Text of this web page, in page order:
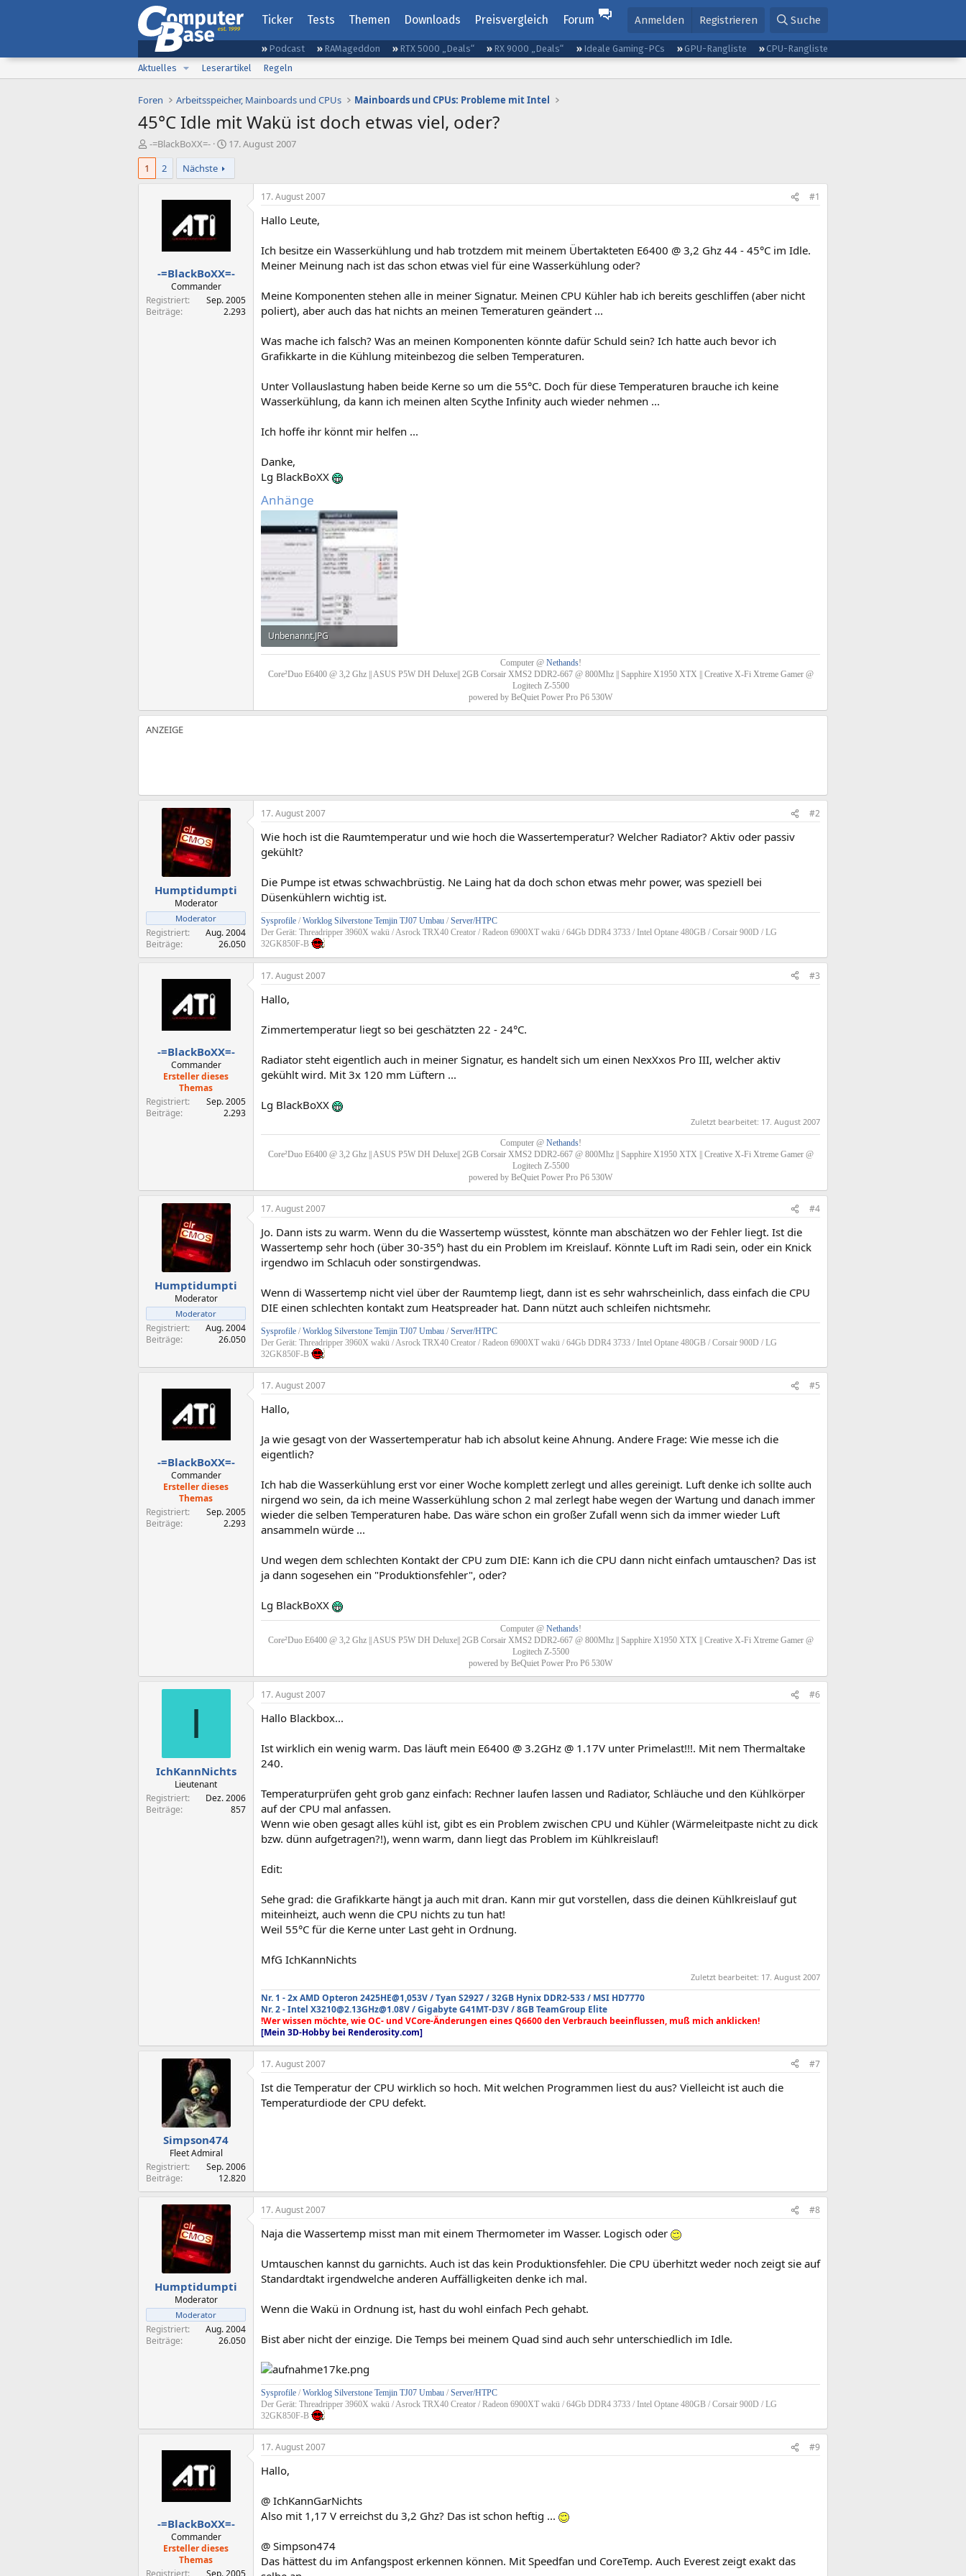
Ticker Tests Themen Downloads Preisvergleich Forum Anmelden Registrieren Suche
Podcast RAMageddon RTX 5000 „Deals“ RX 9000 „Deals“ Ideale Gaming-PCs GPU-Rangliste
CPU-Rangliste
Aktuelles
Leserartikel Regeln
Foren Arbeitsspeicher, Mainboards und CPUs Mainboards und CPUs: Probleme mit Intel
45°C Idle mit Wakü ist doch etwas viel, oder?
E
r
t
-=BlackBoXX=-
E
r
t
17. August 2007
1
2 Nächste
-=BlackBoXX=-
Commander
Registriert
Sep. 2005
Beiträge
2.293
17. August 2007 #1
Hallo Leute,
Ich besitze ein Wasserkühlung und hab trotzdem mit meinem Übertakteten E6400 @ 3,2 Ghz 44 - 45°C im Idle.
Meiner Meinung nach ist das schon etwas viel für eine Wasserkühlung oder?
Meine Komponenten stehen alle in meiner Signatur. Meinen CPU Kühler hab ich bereits geschliffen (aber nicht
poliert), aber auch das hat nichts an meinen Temeraturen geändert ...
Was mache ich falsch? Was an meinen Komponenten könnte dafür Schuld sein? Ich hatte auch bevor ich
Grafikkarte in die Kühlung miteinbezog die selben Temperaturen.
Unter Vollauslastung haben beide Kerne so um die 55°C. Doch für diese Temperaturen brauche ich keine
Wasserkühlung, da kann ich meinen alten Scythe Infinity auch wieder nehmen ...
Ich hoffe ihr könnt mir helfen ...
Danke,
Lg BlackBoXX
Anhänge
Unbenannt.JPG
66,4 KB · Aufrufe: 445
Computer @ Nethands!
Core²Duo E6400 @ 3,2 Ghz || ASUS P5W DH Deluxe|| 2GB Corsair XMS2 DDR2-667 @ 800Mhz || Sapphire X1950 XTX || Creative X-Fi Xtreme Gamer @
Logitech Z-5500
powered by BeQuiet Power Pro P6 530W
Humptidumpti
Moderator
Moderator
Registriert
Aug. 2004
Beiträge
26.050
17. August 2007 #2
Wie hoch ist die Raumtemperatur und wie hoch die Wassertemperatur? Welcher Radiator? Aktiv oder passiv
gekühlt?
Die Pumpe ist etwas schwachbrüstig. Ne Laing hat da doch schon etwas mehr power, was speziell bei
Düsenkühlern wichtig ist.
Sysprofile / Worklog Silverstone Temjin TJ07 Umbau / Server/HTPC
Der Gerät: Threadripper 3960X wakü / Asrock TRX40 Creator / Radeon 6900XT wakü / 64Gb DDR4 3733 / Intel Optane 480GB / Corsair 900D / LG
32GK850F-B
-=BlackBoXX=-
Commander
Ersteller dieses
Themas
Registriert
Sep. 2005
Beiträge
2.293
17. August 2007 #3
Hallo,
Zimmertemperatur liegt so bei geschätzten 22 - 24°C.
Radiator steht eigentlich auch in meiner Signatur, es handelt sich um einen NexXxos Pro III, welcher aktiv
gekühlt wird. Mit 3x 120 mm Lüftern ...
Lg BlackBoXX
Zuletzt bearbeitet: 17. August 2007
Computer @ Nethands!
Core²Duo E6400 @ 3,2 Ghz || ASUS P5W DH Deluxe|| 2GB Corsair XMS2 DDR2-667 @ 800Mhz || Sapphire X1950 XTX || Creative X-Fi Xtreme Gamer @
Logitech Z-5500
powered by BeQuiet Power Pro P6 530W
Humptidumpti
Moderator
Moderator
Registriert
Aug. 2004
Beiträge
26.050
17. August 2007 #4
Jo. Dann ists zu warm. Wenn du die Wassertemp wüsstest, könnte man abschätzen wo der Fehler liegt. Ist die
Wassertemp sehr hoch (über 30-35°) hast du ein Problem im Kreislauf. Könnte Luft im Radi sein, oder ein Knick
irgendwo im Schlacuh oder sonstirgendwas.
Wenn di Wassertemp nicht viel über der Raumtemp liegt, dann ist es sehr wahrscheinlich, dass einfach die CPU
DIE einen schlechten kontakt zum Heatspreader hat. Dann nützt auch schleifen nichtsmehr.
Sysprofile / Worklog Silverstone Temjin TJ07 Umbau / Server/HTPC
Der Gerät: Threadripper 3960X wakü / Asrock TRX40 Creator / Radeon 6900XT wakü / 64Gb DDR4 3733 / Intel Optane 480GB / Corsair 900D / LG
32GK850F-B
-=BlackBoXX=-
Commander
Ersteller dieses
Themas
Registriert
Sep. 2005
Beiträge
2.293
17. August 2007 #5
Hallo,
Ja wie gesagt von der Wassertemperatur hab ich absolut keine Ahnung. Andere Frage: Wie messe ich die
eigentlich?
Ich hab die Wasserkühlung erst vor einer Woche komplett zerlegt und alles gereinigt. Luft denke ich sollte auch
nirgend wo sein, da ich meine Wasserkühlung schon 2 mal zerlegt habe wegen der Wartung und danach immer
wieder die selben Temperaturen habe. Das wäre schon ein großer Zufall wenn sich da immer wieder Luft
ansammeln würde ...
Und wegen dem schlechten Kontakt der CPU zum DIE: Kann ich die CPU dann nicht einfach umtauschen? Das ist
ja dann sogesehen ein "Produktionsfehler", oder?
Lg BlackBoXX
Computer @ Nethands!
Core²Duo E6400 @ 3,2 Ghz || ASUS P5W DH Deluxe|| 2GB Corsair XMS2 DDR2-667 @ 800Mhz || Sapphire X1950 XTX || Creative X-Fi Xtreme Gamer @
Logitech Z-5500
powered by BeQuiet Power Pro P6 530W
I
IchKannNichts
Lieutenant
Registriert
Dez. 2006
Beiträge
857
17. August 2007 #6
Hallo Blackbox...
Ist wirklich ein wenig warm. Das läuft mein E6400 @ 3.2GHz @ 1.17V unter Primelast!!!. Mit nem Thermaltake
240.
Temperaturprüfen geht grob ganz einfach: Rechner laufen lassen und Radiator, Schläuche und den Kühlkörper
auf der CPU mal anfassen.
Wenn wie oben gesagt alles kühl ist, gibt es ein Problem zwischen CPU und Kühler (Wärmeleitpaste nicht zu dick
bzw. dünn aufgetragen?!), wenn warm, dann liegt das Problem im Kühlkreislauf!
Edit:
Sehe grad: die Grafikkarte hängt ja auch mit dran. Kann mir gut vorstellen, dass die deinen Kühlkreislauf gut
miteinheizt, auch wenn die CPU nichts zu tun hat!
Weil 55°C für die Kerne unter Last geht in Ordnung.
MfG IchKannNichts
Zuletzt bearbeitet: 17. August 2007
Nr. 1 - 2x AMD Opteron 2425HE@1,053V / Tyan S2927 / 32GB Hynix DDR2-533 / MSI HD7770
Nr. 2 - Intel X3210@2.13GHz@1.08V / Gigabyte G41MT-D3V / 8GB TeamGroup Elite
!Wer wissen möchte, wie OC- und VCore-Änderungen eines Q6600 den Verbrauch beeinflussen, muß mich anklicken!
[Mein 3D-Hobby bei Renderosity.com]
Simpson474
Fleet Admiral
Registriert
Sep. 2006
Beiträge
12.820
17. August 2007 #7
Ist die Temperatur der CPU wirklich so hoch. Mit welchen Programmen liest du aus? Vielleicht ist auch die
Temperaturdiode der CPU defekt.
Humptidumpti
Moderator
Moderator
Registriert
Aug. 2004
Beiträge
26.050
17. August 2007 #8
Naja die Wassertemp misst man mit einem Thermometer im Wasser. Logisch oder
Umtauschen kannst du garnichts. Auch ist das kein Produktionsfehler. Die CPU überhitzt weder noch zeigt sie auf
Standardtakt irgendwelche anderen Auffälligkeiten denke ich mal.
Wenn die Wakü in Ordnung ist, hast du wohl einfach Pech gehabt.
Bist aber nicht der einzige. Die Temps bei meinem Quad sind auch sehr unterschiedlich im Idle.
Sysprofile / Worklog Silverstone Temjin TJ07 Umbau / Server/HTPC
Der Gerät: Threadripper 3960X wakü / Asrock TRX40 Creator / Radeon 6900XT wakü / 64Gb DDR4 3733 / Intel Optane 480GB / Corsair 900D / LG
32GK850F-B
-=BlackBoXX=-
Commander
Ersteller dieses
Themas
Registriert
Sep. 2005
17. August 2007 #9
Hallo,
@ IchKannGarNichts
Also mit 1,17 V erreichst du 3,2 Ghz? Das ist schon heftig ...
@ Simpson474
Das hättest du im Anfangspost erkennen können. Mit Speedfan und CoreTemp. Auch Everest zeigt exakt das